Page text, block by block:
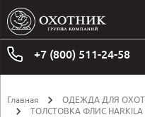
+7 (800) 511-24-58
Главная ОДЕЖДА ДЛЯ
ТОЛСТОВКА ФЛИС HARKILA